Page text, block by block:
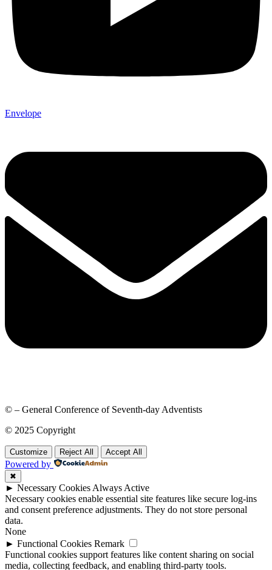
Envelope
© – General Conference of Seventh-day Adventists
© 2025 Copyright
Customize Reject All Accept All
Powered by
✖
► Necessary Cookies Always Active
Necessary cookies enable essential site features like secure log-ins
and consent preference adjustments. They do not store personal
data.
None
► Functional Cookies Remark
Functional cookies support features like content sharing on social
media, collecting feedback, and enabling third-party tools.